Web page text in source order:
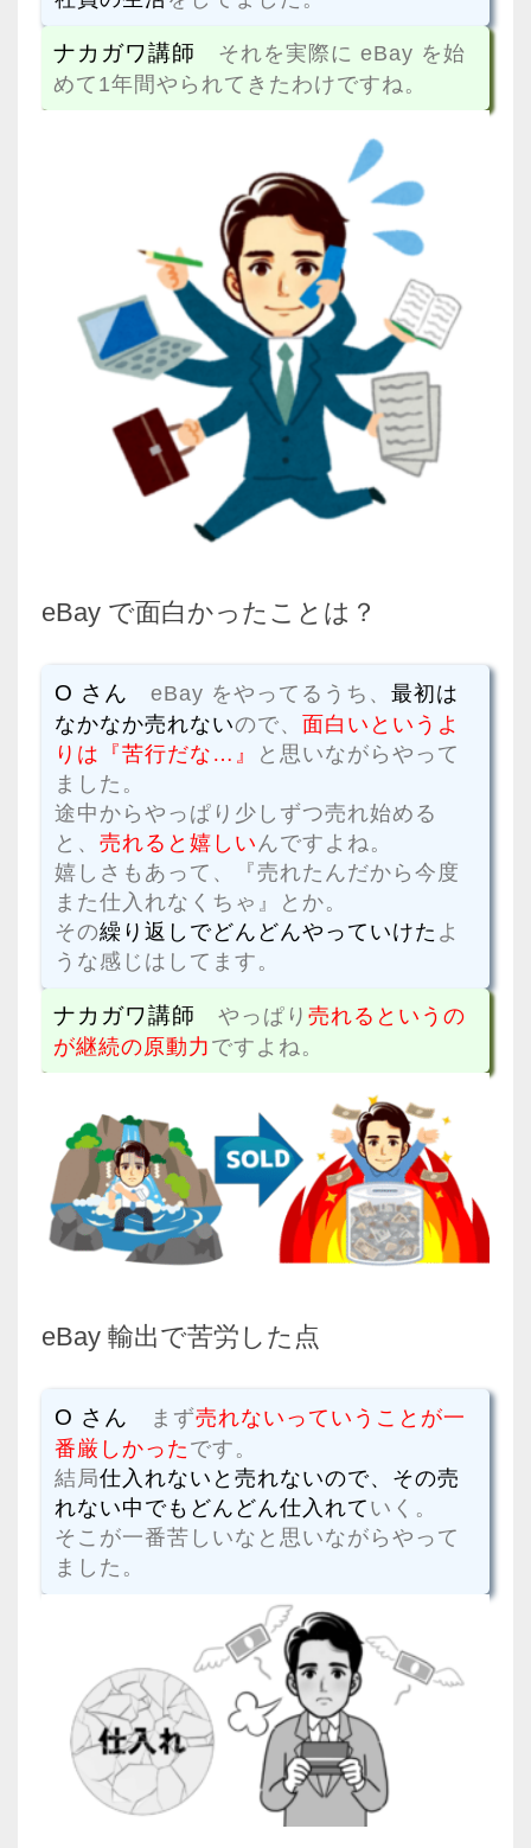
ナカガワ講師 それを実際に eBay を始
めて1年間やられてきたわけですね。
eBay で面白かったことは？
O さん eBay をやってるうち、 最初は
なかなか売れないので、 面白いというよ
りは『苦行だな…』
と思いながらやって
ました。
途中からやっぱり少しずつ売れ始める
と、 売れると嬉しいんですよね。
嬉しさもあって、『売れたんだから今度
また仕入れなくちゃ』とか。
その繰り返しでどんどんやっていけた よ
うな感じはしてます。
ナカガワ講師 やっぱり 売れるというの
が継続の原動力ですよね。
eBay 輸出で苦労した点
O さん まず売れないっていうことが一
番厳しかったです。
結局仕入れないと売れないので、その売
れない中でもどんどん仕入れていく。
そこが一番苦しいなと思いながらやって
ました。